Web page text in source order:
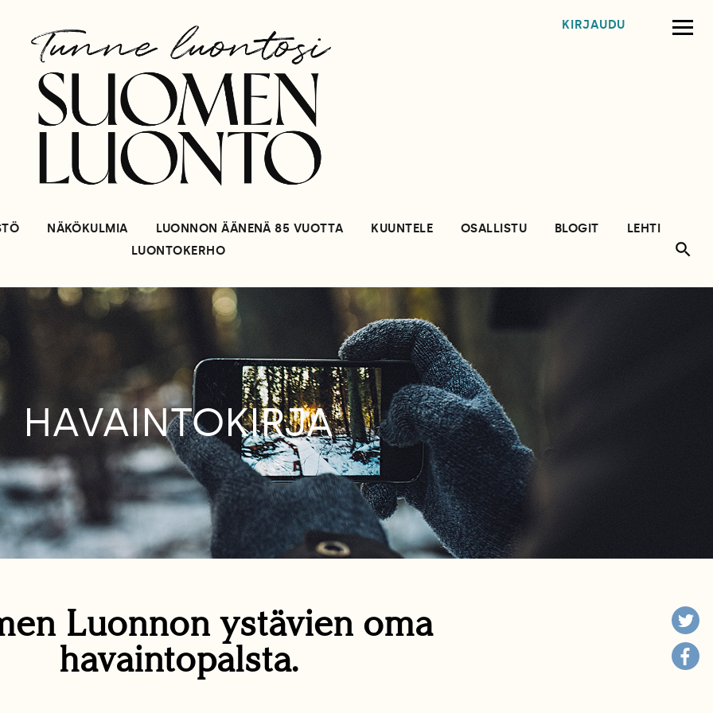
KIRJAUDU
NÄKÖKULMIA LUONNON ÄÄNENÄ 85 VUOTTA KUUNTELE OSALLISTU BLOGIT
LEHTI
LUONTOKERHO
HAVAINTOKIRJA
Luonnon ystävien oma
havaintopalsta.